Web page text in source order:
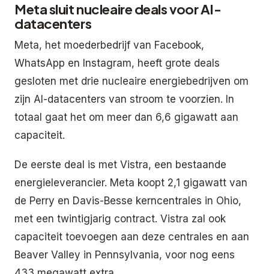
Meta sluit nucleaire deals voor AI-
datacenters
Meta, het moederbedrijf van Facebook,
WhatsApp en Instagram, heeft grote deals
gesloten met drie nucleaire energiebedrijven om
zijn AI-datacenters van stroom te voorzien. In
totaal gaat het om meer dan 6,6 gigawatt aan
capaciteit.
De eerste deal is met Vistra, een bestaande
energieleverancier. Meta koopt 2,1 gigawatt van
de Perry en Davis-Besse kerncentrales in Ohio,
met een twintigjarig contract. Vistra zal ook
capaciteit toevoegen aan deze centrales en aan
Beaver Valley in Pennsylvania, voor nog eens